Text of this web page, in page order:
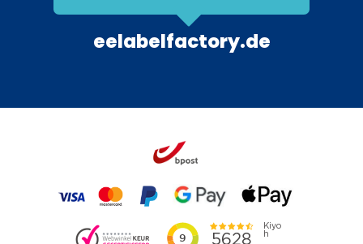
eelabelfactory.de